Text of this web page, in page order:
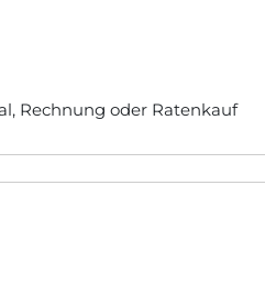
Rechnung oder Ratenkauf